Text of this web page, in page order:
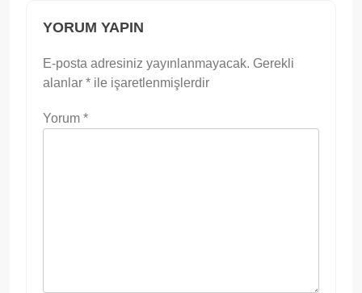
YORUM YAPIN
E-posta adresiniz yayınlanmayacak. Gerekli
alanlar * ile işaretlenmişlerdir
Yorum *